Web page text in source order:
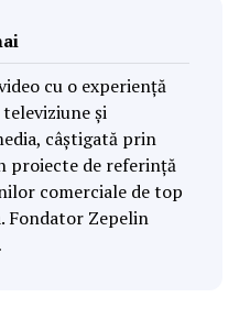
cu o experiență
și
câștigată prin
proiecte de referință
comerciale de top
Fondator Zepelin